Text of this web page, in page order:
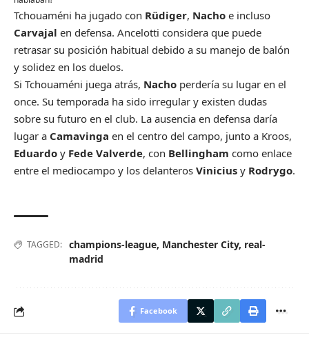
Tchouaméni ha jugado con Rüdiger, Nacho e incluso
Carvajal en defensa. Ancelotti considera que puede
retrasar su posición habitual debido a su manejo de balón
y solidez en los duelos.
Si Tchouaméni juega atrás, Nacho perdería su lugar en el
once. Su temporada ha sido irregular y existen dudas
sobre su futuro en el club. La ausencia en defensa daría
lugar a Camavinga en el centro del campo, junto a Kroos,
Eduardo y Fede Valverde, con Bellingham como enlace
entre el mediocampo y los delanteros Vinicius y Rodrygo.
TAGGED: champions-league, Manchester City, real-
madrid
Facebook